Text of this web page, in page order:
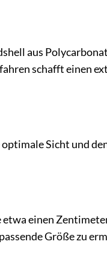
aus
schafft einen
Sicht und
einen
Größe zu